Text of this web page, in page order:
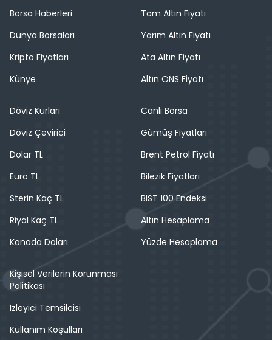
Borsa Haberleri
Dünya Borsaları
Kripto Fiyatları
Künye
Tam Altın Fiyatı
Yarım Altın Fiyatı
Ata Altın Fiyatı
Altın ONS Fiyatı
Döviz Kurları
Döviz Çevirici
Dolar TL
Euro TL
Sterin Kaç TL
Riyal Kaç TL
Kanada Doları
Canlı Borsa
Gümüş Fiyatları
Brent Petrol Fiyatı
Bilezik Fiyatları
BIST 100 Endeksi
Altın Hesaplama
Yüzde Hesaplama
Kişisel Verilerin Korunması
Politikası
İzleyici Temsilcisi
Kullanım Koşulları